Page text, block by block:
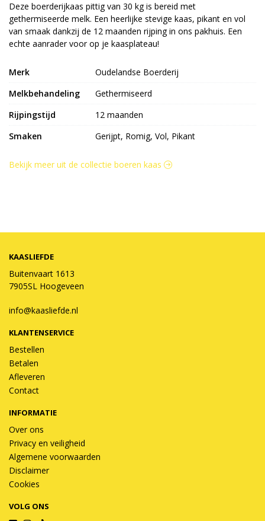
Deze boerderijkaas pittig van 30 kg is bereid met
gethermiseerde melk. Een heerlijke stevige kaas, pikant en vol
van smaak dankzij de 12 maanden rijping in ons pakhuis. Een
echte aanrader voor op je kaasplateau!
Merk
Oudelandse Boerderij
Melkbehandeling
Gethermiseerd
Rijpingstijd
12 maanden
Smaken
Gerijpt, Romig, Vol, Pikant
Bekijk meer uit de collectie boeren kaas
KAASLIEFDE
Buitenvaart 1613
7905SL Hoogeveen
info@kaasliefde.nl
KLANTENSERVICE
Bestellen
Betalen
Afleveren
Contact
INFORMATIE
Over ons
Privacy en veiligheid
Algemene voorwaarden
Disclaimer
Cookies
VOLG ONS